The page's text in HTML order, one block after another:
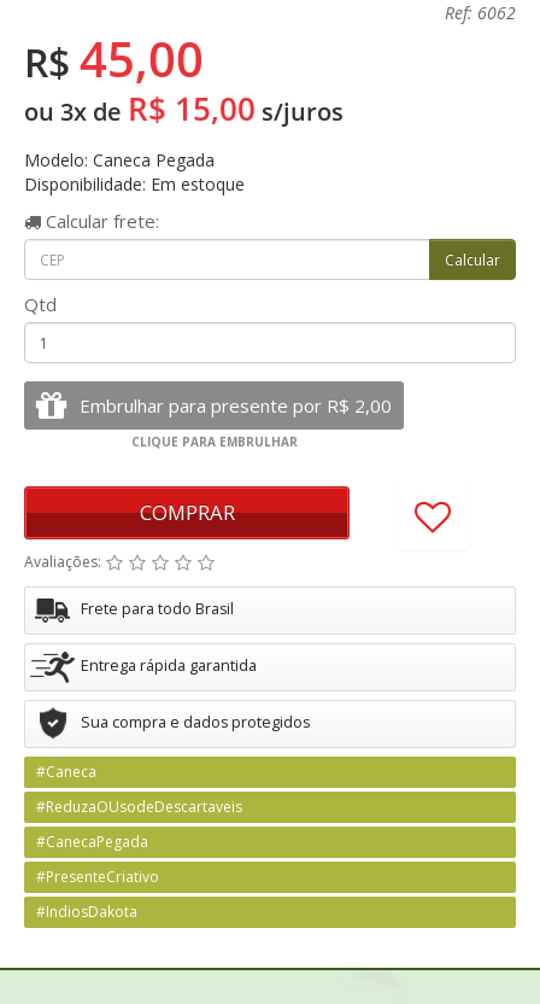
Ref: 6062
R$ 45,00
ou 3x de R$ 15,00 s/juros
Modelo: Caneca Pegada
Disponibilidade: Em estoque
Calcular frete:
Qtd
COMPRAR
Avaliações:
Frete para todo Brasil
Entrega rápida garantida
Sua compra e dados protegidos
#Caneca
#ReduzaOUsodeDescartaveis
#CanecaPegada
#PresenteCriativo
#IndiosDakota